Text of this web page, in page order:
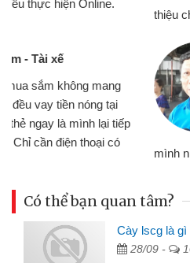
Cấn Văn
Tôi kinh
nhiều lúc
đến website
đã giải
Có thể bạn quan tâm?
Cày lscg là gì
28/09 -